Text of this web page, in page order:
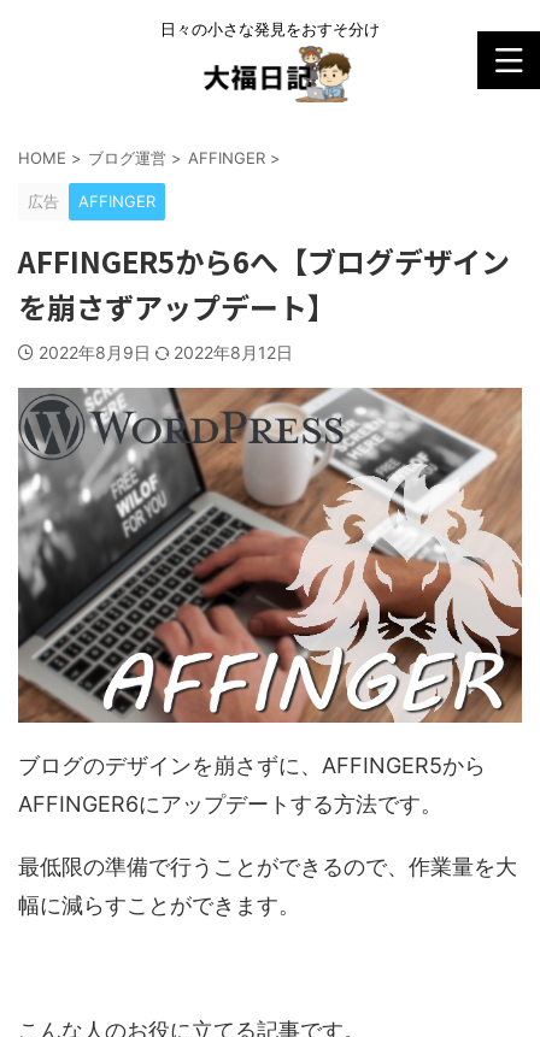
日々の小さな発見をおすそ分け
HOME > ブログ運営 > AFFINGER >
広告 AFFINGER
AFFINGER5から6へ【ブログデザイン
を崩さずアップデート】
2022年8月9日 2022年8月12日
ブログのデザインを崩さずに、AFFINGER5から
AFFINGER6にアップデートする方法です。
最低限の準備で行うことができるので、作業量を大
幅に減らすことができます。
こんな人のお役に立てる記事です。